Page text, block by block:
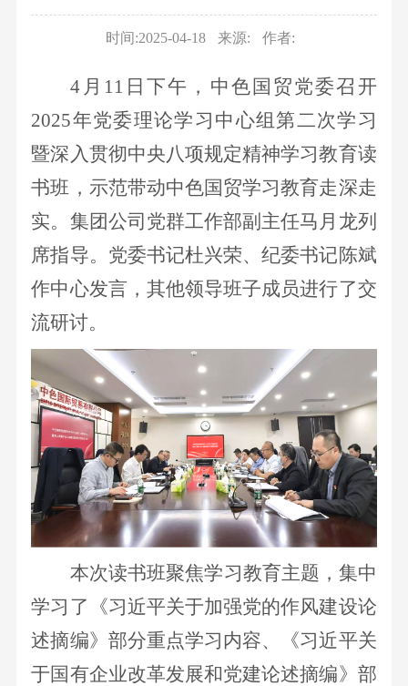
织
机
企
业
文
化
业
资
要
企
业
公
告
频
中
心
务
流
业
务
能
源
材
料
工
作
监
察
才
聘
栏
我
们
息
公
开
时间:2025-04-18 来源: 作者:
4月11日下午，中色国贸党委召开
2025年党委理论学习中心组第二次学习
暨深入贯彻中央八项规定精神学习教育读
书班，示范带动中色国贸学习教育走深走
实。集团公司党群工作部副主任马月龙列
席指导。 党委书记杜兴荣、纪委书记陈斌
作中心发言，其他领导班子成员进行了交
流研讨。
本次读书班聚焦学习教育主题，集中
学习了
《习近平关于加强党的作风建设论
述摘编》部分重点学习内容、《习近平关
于国有企业改革发展和党建论述摘编》部